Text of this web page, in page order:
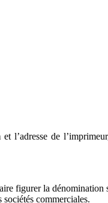
de
figurer la
commerciales.